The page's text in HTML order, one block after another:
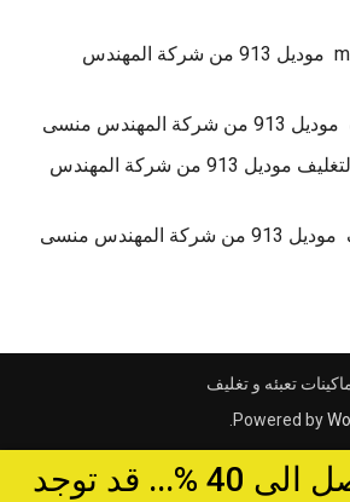
مكائن تغليف m2pack موديل 913 من شركة المهندس
منسى
معرفة أسعار مكن التغليف موديل 913 من شركة المهندس
منسى
تعبئه و تغليف
Powered by
خصومات تصل الى 40 %... قد توجد